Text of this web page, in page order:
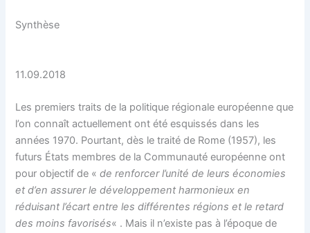
Synthèse
11.09.2018
Les premiers traits de la politique régionale européenne que
l’on connaît actuellement ont été esquissés dans les
années 1970. Pourtant, dès le traité de Rome (1957), les
futurs États membres de la Communauté européenne ont
pour objectif de «de renforcer l’unité de leurs économies
et d’en assurer le développement harmonieux en
réduisant l’écart entre les différentes régions et le retard
des moins favorisés« . Mais il n’existe pas à l’époque de